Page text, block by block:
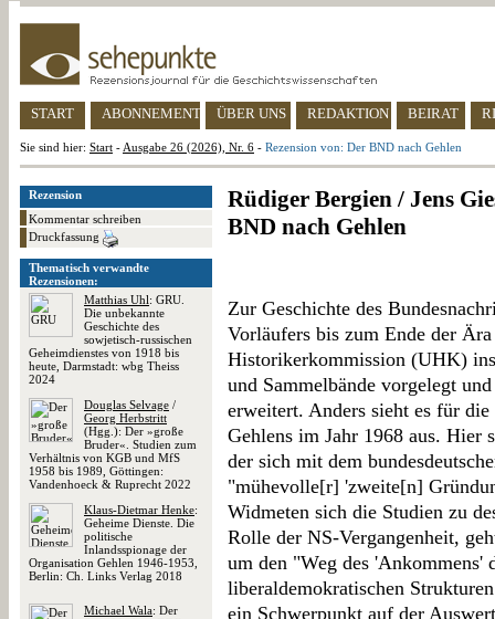
START ABONNEMENT ÜBER UNS REDAKTION BEIRAT
Sie sind hier: Start - Ausgabe 26 (2026), Nr. 6 - Rezension von: Der BND nach Gehlen
Rezension
Kommentar schreiben
Druckfassung
Thematisch verwandte
Rezensionen:
Matthias Uhl: GRU.
Die unbekannte
Geschichte des
sowjetisch-russischen
Geheimdienstes von 1918 bis
heute, Darmstadt: wbg Theiss
2024
Douglas Selvage /
Georg Herbstritt
(Hgg.): Der »große
Bruder«. Studien zum
Verhältnis von KGB und MfS
1958 bis 1989, Göttingen:
Vandenhoeck & Ruprecht 2022
Klaus-Dietmar Henke:
Geheime Dienste. Die
politische
Inlandsspionage der
Organisation Gehlen 1946-1953,
Berlin: Ch. Links Verlag 2018
Michael Wala: Der
Rüdiger Bergien / Jens
BND nach Gehlen
Zur Geschichte des
Vorläufers bis zum Ende der
Historikerkommission (UHK)
und Sammelbände vorgelegt
erweitert. Anders sieht es für
Gehlens im Jahr 1968 aus. Hier
der sich mit dem
"mühevolle[r] 'zweite[n]
Widmeten sich die Studien zu
Rolle der NS-Vergangenheit,
um den "Weg des 'Ankommens'
liberaldemokratischen
ein Schwerpunkt auf der